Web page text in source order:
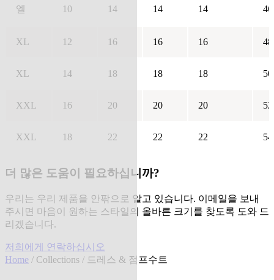
엘 10 14 14 14 46
XL 12 16 16 16 48
XL 14 18 18 18 50
XXL 16 20 20 20 52
XXL 18 22 22 22 54
더 많은 도움이 필요하십니까?
우리는 우리 제품을 안팎으로 알고 있습니다. 이메일을 보내
주시면 마음이 원하는 스타일의 올바른 크기를 찾도록 도와 드
리겠습니다.
저희에게 연락하십시오
Home / Collections / 드레스 & 점프수트